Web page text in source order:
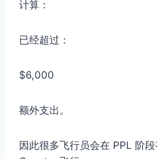
计算：
已经超过：
$6,000
额外支出。
因此很多飞行员会在 PPL 阶